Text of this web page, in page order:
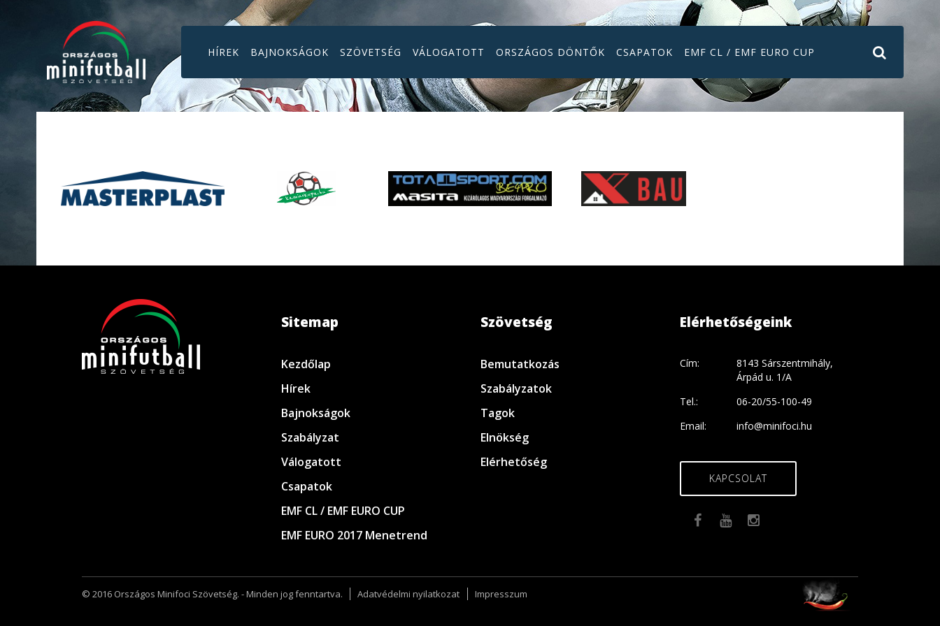
HÍREK BAJNOKSÁGOK SZÖVETSÉG VÁLOGATOTT ORSZÁGOS DÖNTŐK CSAPATOK EMF CL / EMF EURO CUP
Sitemap
Kezdőlap
Hírek
Bajnokságok
Szabályzat
Válogatott
Csapatok
EMF CL / EMF EURO CUP
EMF EURO 2017 Menetrend
Szövetség
Bemutatkozás
Szabályzatok
Tagok
Elnökség
Elérhetőség
Elérhetőségeink
Cím:
8143 Sárszentmihály,
Árpád u. 1/A
Tel.:
06-20/55-100-49
Email:
info@minifoci.hu
KAPCSOLAT
© 2016 Országos Minifoci Szövetség. - Minden jog fenntartva. Adatvédelmi nyilatkozat Impresszum